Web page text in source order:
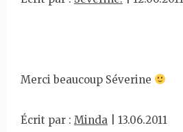
Merci beaucoup Séverine
Écrit par : Minda | 13.06.2011